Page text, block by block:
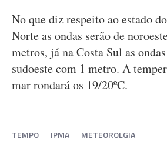
No que diz respeito ao estado
Norte as ondas serão de
metros, já na Costa Sul as
sudoeste com 1 metro. A
mar rondará os 19/20ºC.
TEMPO IPMA METEOROLGIA